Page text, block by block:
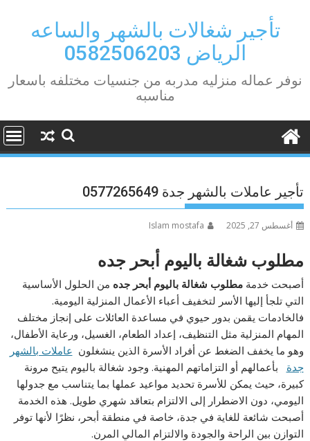
contentتأجير شغالات بالشهر والساعه
الرياض 0582506203
نوفر عماله منزليه مدربه من جنسيات مختلفه باسعار
مناسبه
تأجير عاملات بالشهر جدة 0577265649
أغسطس 27, 2025 Islam mostafa
مطلوب شغالة باليوم أبحر جده
أصبحت خدمةمطلوب شغالة باليوم أبحر جده من الحلول الأساسية
التي تلجأ إليها الأسر لتخفيف أعباء الأعمال المنزلية اليومية.
فالخادمات يقمن بدور حيوي في مساعدة العائلات على إنجاز مختلف
المهام المنزلية مثل التنظيف، إعداد الطعام، الغسيل، ورعاية الأطفال،
وهو ما يخفف الضغط عن أفراد الأسرة الذين ينشغلون عاملات بالشهر
جدة بأعمالهم أو التزاماتهم المهنية. وجود شغالة باليوم يتيح مرونة
كبيرة، حيث يمكن للأسرة تحديد مواعيد عملها بما يتناسب مع جدولها
اليومي، دون الاضطرار إلى الالتزام بتعاقد شهري طويل. هذه الخدمة
أصبحت شائعة للغاية في جدة، خاصة في منطقة أبحر، نظرًا لأنها توفر
التوازن بين الراحة والجودة والالتزام المالي المرن.